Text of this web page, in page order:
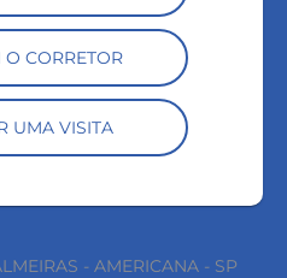
CORRETOR
UMA VISITA
- AMERICANA - SP